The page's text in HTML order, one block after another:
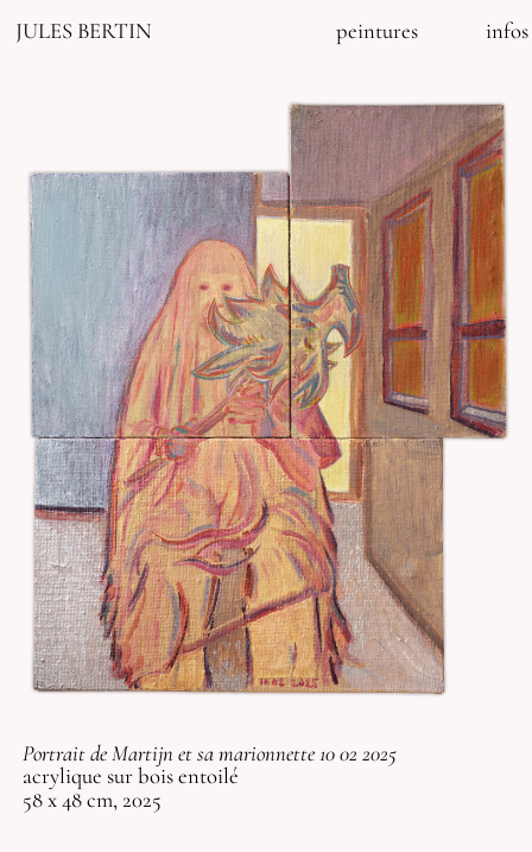
JULES BERTIN peintures infos
Portrait de Martijn et sa marionnette 10 02 2025
acrylique sur bois entoilé
58 x 48 cm, 2025